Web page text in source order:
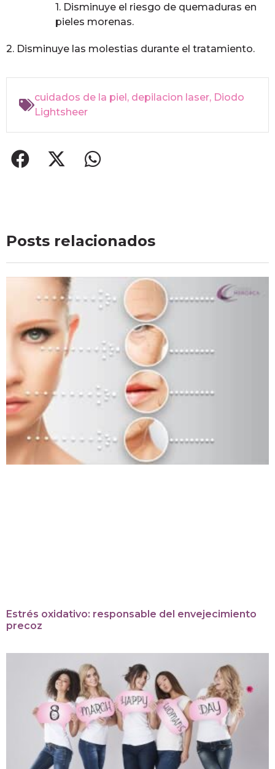
1. Disminuye el riesgo de quemaduras en
pieles morenas.
2. Disminuye las molestias durante el tratamiento.
cuidados de la piel , depilacion laser, Diodo
Lightsheer
Posts relacionados
Estrés oxidativo: responsable del envejecimiento
precoz